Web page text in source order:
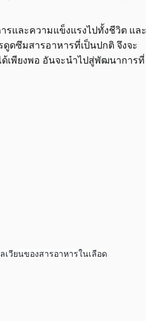
และความแข็งแรงไปทั้งชีวิต และ
ดซึมสารอาหารที่เป็นปกติ จึงจะ
เพียงพอ อันจะนำไปสู่พัฒนาการที่
เวียนของสารอาหารในเลือด